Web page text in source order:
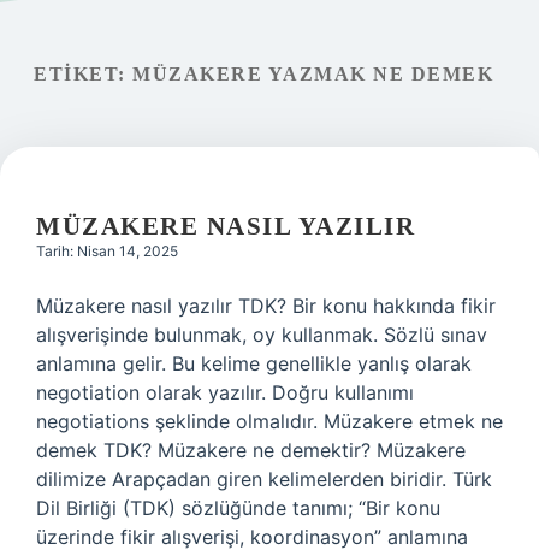
ETIKET: MÜZAKERE YAZMAK NE DEMEK
MÜZAKERE NASIL YAZILIR
Tarih: Nisan 14, 2025
Müzakere nasıl yazılır TDK? Bir konu hakkında fikir
alışverişinde bulunmak, oy kullanmak. Sözlü sınav
anlamına gelir. Bu kelime genellikle yanlış olarak
negotiation olarak yazılır. Doğru kullanımı
negotiations şeklinde olmalıdır. Müzakere etmek ne
demek TDK? Müzakere ne demektir? Müzakere
dilimize Arapçadan giren kelimelerden biridir. Türk
Dil Birliği (TDK) sözlüğünde tanımı; “Bir konu
üzerinde fikir alışverişi, koordinasyon” anlamına